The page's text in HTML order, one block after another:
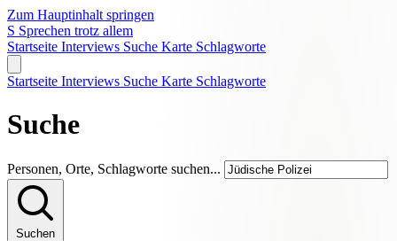
Zum Hauptinhalt springen
S Sprechen trotz allem
Startseite Interviews Suche Karte Schlagworte
Startseite Interviews Suche Karte Schlagworte
Suche
Personen, Orte, Schlagworte suchen...
Suchen